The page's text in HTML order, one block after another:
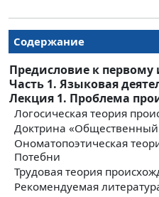
Содержание
Предисловие к
Часть 1. Языковая
Лекция 1. Проблема
Логосическая теория
Доктрина «Общественный
Ономатопоэтическая
Потебни
Трудовая теория
Рекомендуемая